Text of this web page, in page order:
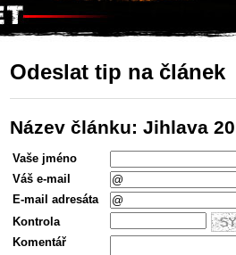
Odeslat tip na článek
Název článku: Jihlava
Vaše jméno
Váš e-mail
E-mail adresáta
Kontrola
Komentář